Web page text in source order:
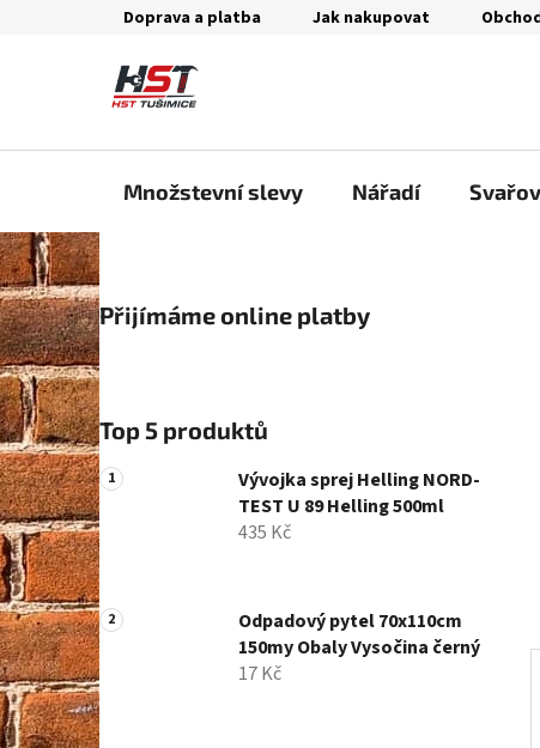
Doprava a platba Jak nakupovat
Množstevní slevy Nářadí
P
o
s
t
r
a
n
n
í
p
a
n
e
l
Přijímáme online platby
Top 5 produktů
Vývojka sprej Helling NORD-
TEST U 89 Helling 500ml
435 Kč
Odpadový pytel 70x110cm
150my Obaly Vysočina černý
17 Kč